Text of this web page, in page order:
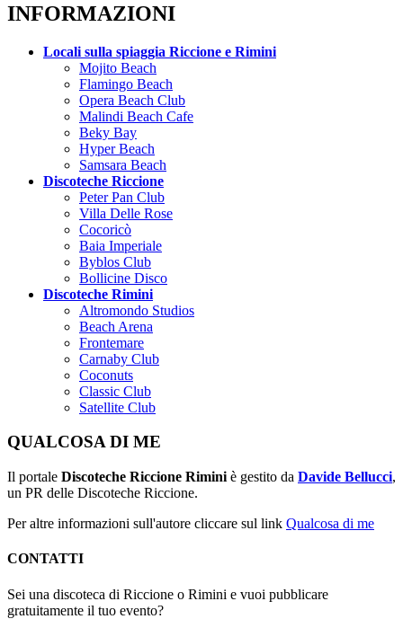
INFORMAZIONI
Locali sulla spiaggia Riccione e Rimini
Mojito Beach
Flamingo Beach
Opera Beach Club
Malindi Beach Cafe
Beky Bay
Hyper Beach
Samsara Beach
Discoteche Riccione
Peter Pan Club
Villa Delle Rose
Cocoricò
Baia Imperiale
Byblos Club
Bollicine Disco
Discoteche Rimini
Altromondo Studios
Beach Arena
Frontemare
Carnaby Club
Coconuts
Classic Club
Satellite Club
QUALCOSA DI ME
Il portale Discoteche Riccione Rimini è gestito da Davide Bellucci,
un PR delle Discoteche Riccione.
Per altre informazioni sull'autore cliccare sul link Qualcosa di me
CONTATTI
Sei una discoteca di Riccione o Rimini e vuoi pubblicare
gratuitamente il tuo evento?